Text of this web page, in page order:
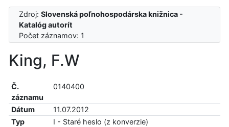
Zdroj:Slovenská poľnohospodárska knižnica -
Katalóg autorít
Počet záznamov: 1
King, F.W
Č.
záznamu
0140400
Dátum
11.07.2012
Typ
I - Staré heslo (z konverzie)